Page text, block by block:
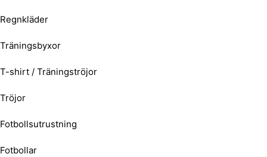
Regnkläder
Träningsbyxor
T-shirt / Träningströjor
Tröjor
Fotbollsutrustning
Fotbollar